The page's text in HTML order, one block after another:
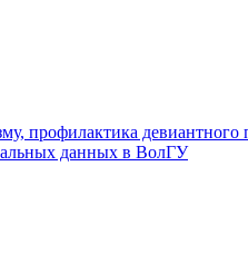
профилактика девиантного
данных в ВолГУ